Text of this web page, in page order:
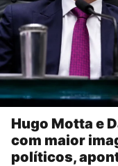
Hugo Motta e
com maior
políticos,